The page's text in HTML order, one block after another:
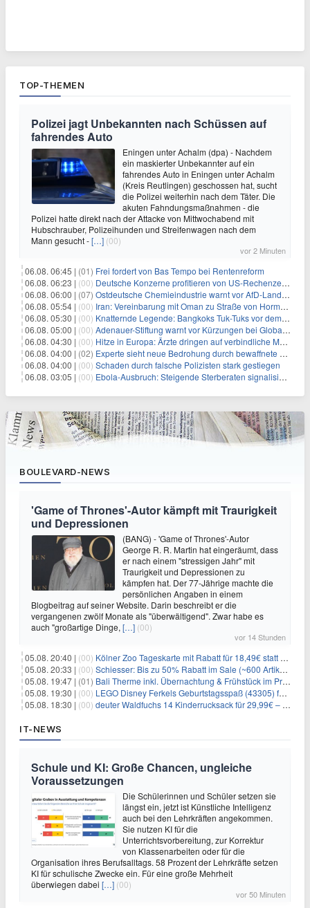
TOP-THEMEN
Polizei jagt Unbekannten nach Schüssen auf
fahrendes Auto
Eningen unter Achalm (dpa) - Nachdem
ein maskierter Unbekannter auf ein
fahrendes Auto in Eningen unter Achalm
(Kreis Reutlingen) geschossen hat, sucht
die Polizei weiterhin nach dem Täter. Die
akuten Fahndungsmaßnahmen - die
Polizei hatte direkt nach der Attacke von Mittwochabend mit
Hubschrauber, Polizeihunden und Streifenwagen nach dem
Mann gesucht -[…] (00)
vor 2 Minuten
06.08. 06:45 | (01) Frei fordert von Bas Tempo bei Rentenreform
06.08. 06:23 | (00) Deutsche Konzerne profitieren von US-Rechenzentrums-Boom
06.08. 06:00 | (07) Ostdeutsche Chemieindustrie warnt vor AfD-Landesregierung
06.08. 05:54 | (00) Iran: Vereinbarung mit Oman zu Straße von Hormus fast fertig
06.08. 05:30 | (00) Knatternde Legende: Bangkoks Tuk-Tuks vor dem Aus?
06.08. 05:00 | (00) Adenauer-Stiftung warnt vor Kürzungen bei Globaler Gesundheit
06.08. 04:30 | (00) Hitze in Europa: Ärzte dringen auf verbindliche Maßnahmen
06.08. 04:00 | (02) Experte sieht neue Bedrohung durch bewaffnete Drohnen
06.08. 04:00 | (00) Schaden durch falsche Polizisten stark gestiegen
06.08. 03:05 | (00) Ebola-Ausbruch: Steigende Sterberaten signalisieren dringenden Bedarf an verbesserter Gesundheitsinfrastruktur
BOULEVARD-NEWS
'Game of Thrones'-Autor kämpft mit Traurigkeit
und Depressionen
(BANG) - 'Game of Thrones'-Autor
George R. R. Martin hat eingeräumt, dass
er nach einem "stressigen Jahr" mit
Traurigkeit und Depressionen zu
kämpfen hat. Der 77-Jährige machte die
persönlichen Angaben in einem
Blogbeitrag auf seiner Website. Darin beschreibt er die
vergangenen zwölf Monate als "überwältigend". Zwar habe es
auch "großartige Dinge, […] (00)
vor 14 Stunden
05.08. 20:40 | (00) Kölner Zoo Tageskarte mit Rabatt für 18,49€ statt 29,50€ – einlösbar bis Dezember
05.08. 20:33 | (00) Schiesser: Bis zu 50% Rabatt im Sale (~600 Artikel zur Auswahl)
05.08. 19:47 | (01) Bali Therme inkl. Übernachtung & Frühstück im Premium Hotel (Bad Oeynhausen) ab 89€ p.P.
05.08. 19:30 | (00) LEGO Disney Ferkels Geburtstagsspaß (43305) für 29,10€
05.08. 18:30 | (00) deuter Waldfuchs 14 Kinderrucksack für 29,99€ – Amber-maple
IT-NEWS
Schule und KI: Große Chancen, ungleiche
Voraussetzungen
Die Schülerinnen und Schüler setzen sie
längst ein, jetzt ist Künstliche Intelligenz
auch bei den Lehrkräften angekommen.
Sie nutzen KI für die
Unterrichtsvorbereitung, zur Korrektur
von Klassenarbeiten oder für die
Organisation ihres Berufsalltags. 58 Prozent der Lehrkräfte setzen
KI für schulische Zwecke ein. Für eine große Mehrheit
überwiegen dabei […] (00)
vor 50 Minuten